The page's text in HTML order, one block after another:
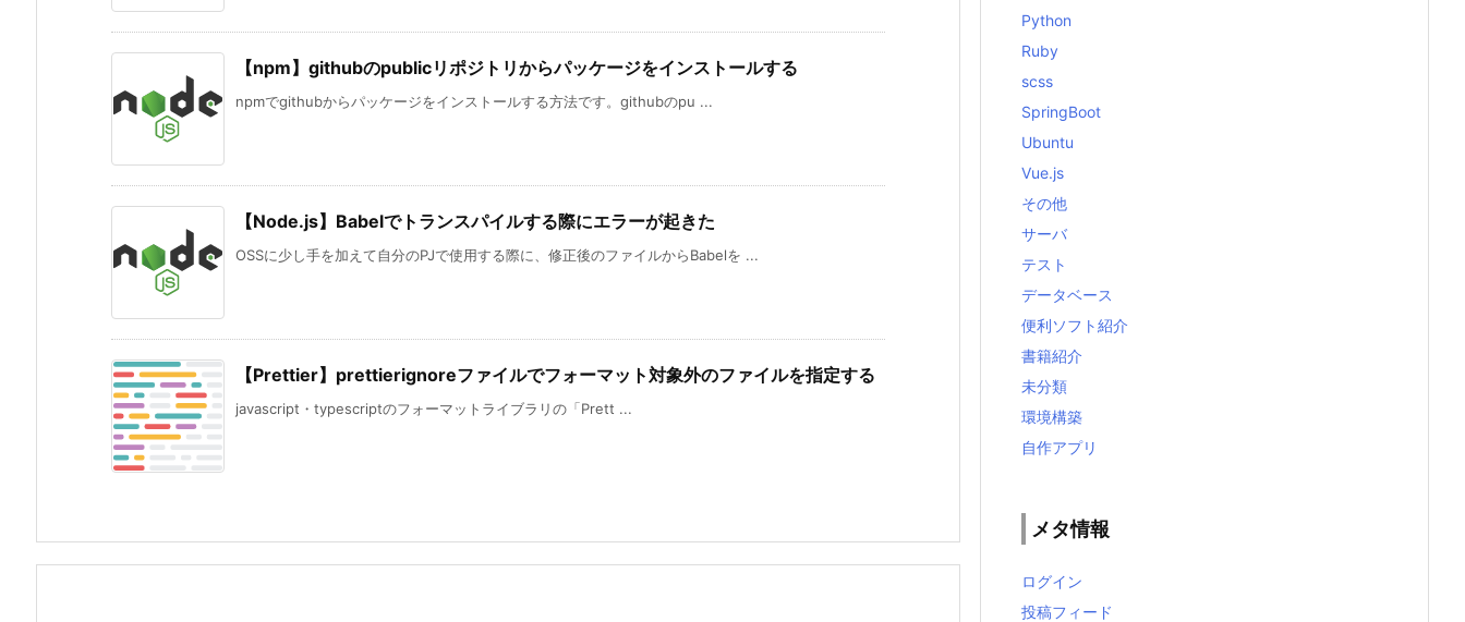
【npm】githubのpublicリポジトリからパッケージをインストールする
npmでgithubからパッケージをインストールする方法です。githubのpu ...
【Node.js】Babelでトランスパイルする際にエラーが起きた
OSSに少し手を加えて自分のPJで使用する際に、修正後のファイルからBabelを ...
【Prettier】prettierignoreファイルでフォーマット対象外のファイルを指定する
javascript・typescriptのフォーマットライブラリの「Prett ...
Python
Ruby
scss
SpringBoot
Ubuntu
Vue.js
その他
サーバ
テスト
データベース
便利ソフト紹介
書籍紹介
未分類
環境構築
自作アプリ
メタ情報
ログイン
投稿フィード